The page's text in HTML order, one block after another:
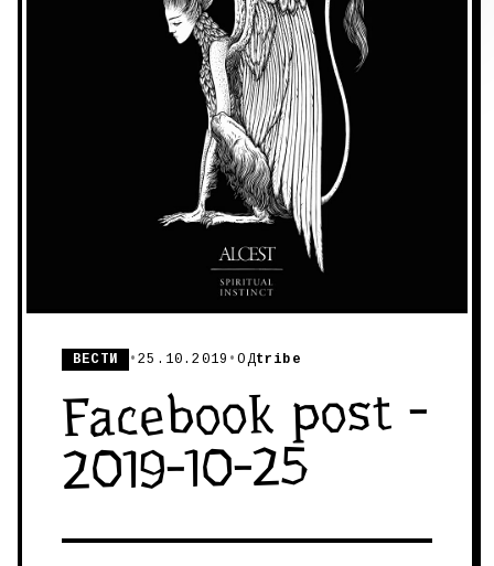
ВЕСТИ •25.10.2019 •ОДtribe
Facebook post -
2019-10-25